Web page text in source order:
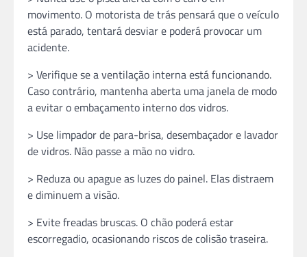
movimento. O motorista de trás pensará que o veículo
está parado, tentará desviar e poderá provocar um
acidente.
> Verifique se a ventilação interna está funcionando.
Caso contrário, mantenha aberta uma janela de modo
a evitar o embaçamento interno dos vidros.
> Use limpador de para-brisa, desembaçador e lavador
de vidros. Não passe a mão no vidro.
> Reduza ou apague as luzes do painel. Elas distraem
e diminuem a visão.
> Evite freadas bruscas. O chão poderá estar
escorregadio, ocasionando riscos de colisão traseira.